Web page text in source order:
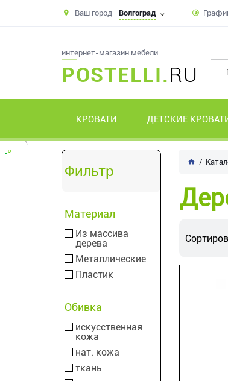
Ваш город Волгоград
интернет-магазин мебели
POSTELLI.RU
КРОВАТИ ДЕТСКИЕ
Фильтр
Материал
Из массива
дерева
Металлические
Пластик
Обивка
искусственная
кожа
нат. кожа
ткань